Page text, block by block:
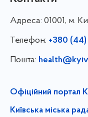
Адреса: 01001, м.
Телефон: +380
Пошта:
Офіційний портал
Київська міська